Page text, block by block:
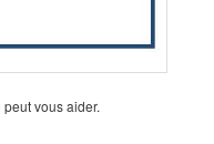
vous aider.